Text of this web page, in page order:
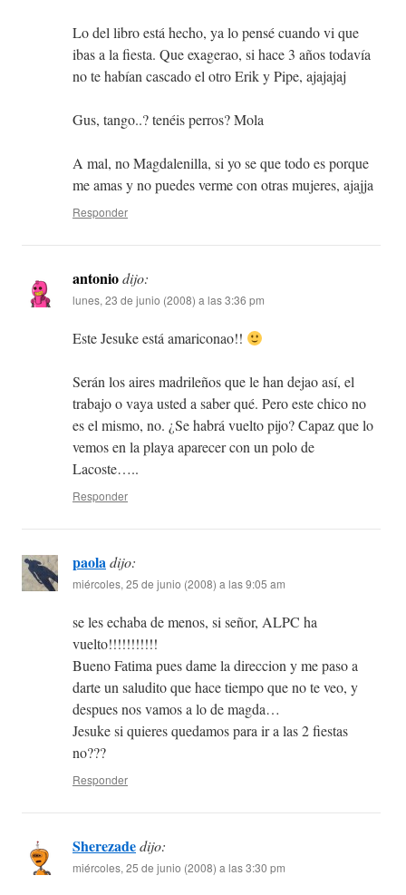
Lo del libro está hecho, ya lo pensé cuando vi que
ibas a la fiesta. Que exagerao, si hace 3 años todavía
no te habían cascado el otro Erik y Pipe, ajajajaj
Gus, tango..? tenéis perros? Mola
A mal, no Magdalenilla, si yo se que todo es porque
me amas y no puedes verme con otras mujeres, ajajja
Responder
antoniodijo:
lunes, 23 de junio (2008) a las 3:36 pm
Este Jesuke está amariconao!!
Serán los aires madrileños que le han dejao así, el
trabajo o vaya usted a saber qué. Pero este chico no
es el mismo, no. ¿Se habrá vuelto pijo? Capaz que lo
vemos en la playa aparecer con un polo de
Lacoste…..
Responder
paoladijo:
miércoles, 25 de junio (2008) a las 9:05 am
se les echaba de menos, si señor, ALPC ha
vuelto!!!!!!!!!!!
Bueno Fatima pues dame la direccion y me paso a
darte un saludito que hace tiempo que no te veo, y
despues nos vamos a lo de magda…
Jesuke si quieres quedamos para ir a las 2 fiestas
no???
Responder
Sherezadedijo:
miércoles, 25 de junio (2008) a las 3:30 pm